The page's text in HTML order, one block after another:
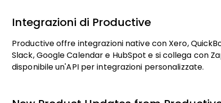
Integrazioni di Productive
Productive offre integrazioni native con Xero,
Slack, Google Calendar e HubSpot e si collega con
disponibile un'API per integrazioni personalizzate.